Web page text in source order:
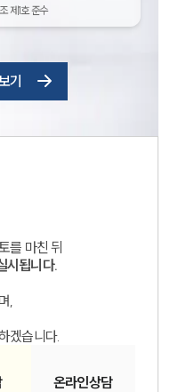
제1호 준수
기
를 마친 뒤
시됩니다.
,
겠습니다.
온라인상담